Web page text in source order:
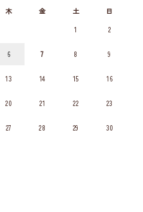
木 金 土
日
1
2
6 7 8 9
13 14 15 16
20 21 22 23
27 28 29 30